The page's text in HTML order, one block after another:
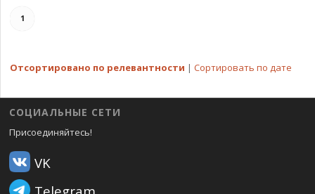
1
Отсортировано по релевантности | Сортировать по дате
СОЦИАЛЬНЫЕ СЕТИ
Присоединяйтесь!
VK